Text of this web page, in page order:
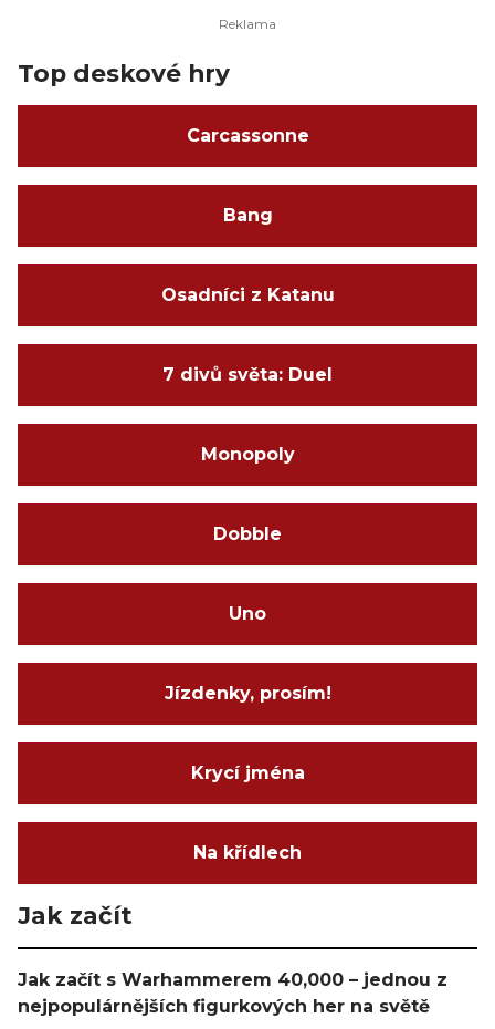
Top deskové hry
Carcassonne
Bang
Osadníci z Katanu
7 divů světa: Duel
Monopoly
Dobble
Uno
Jízdenky, prosím!
Krycí jména
Na křídlech
Jak začít
Jak začít s Warhammerem 40,000 – jednou z
nejpopulárnějších figurkových her na světě